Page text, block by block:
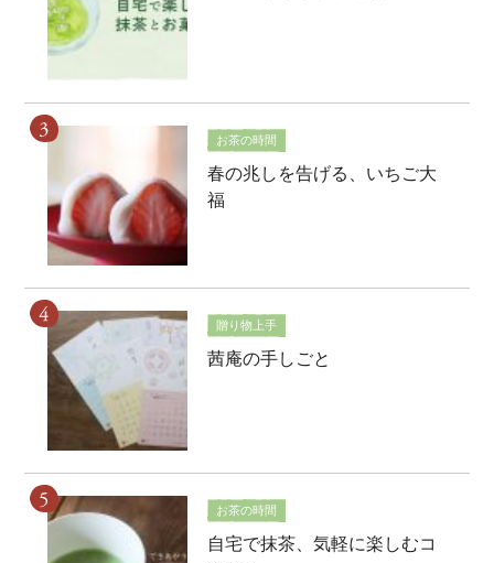
お茶の時間
春の兆しを告げる、いちご大
福
贈り物上手
茜庵の手しごと
お茶の時間
自宅で抹茶、気軽に楽しむコ